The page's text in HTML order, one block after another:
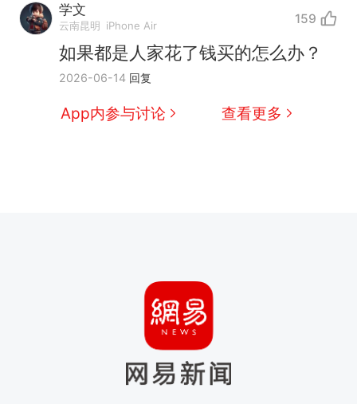
学文
云南昆明 iPhone Air 159
如果都是人家花了钱买的怎么办？
2026-06-14 回复
App内参与讨论 查看更多